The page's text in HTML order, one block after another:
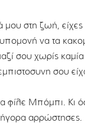
μου στη ζωή, είχες
υπομονή να τα
σου χωρίς
σου
φίλε Μπόμπι. Κι